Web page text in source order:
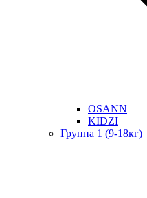
OSANN
KIDZI
Группа 1 (9-18кг)